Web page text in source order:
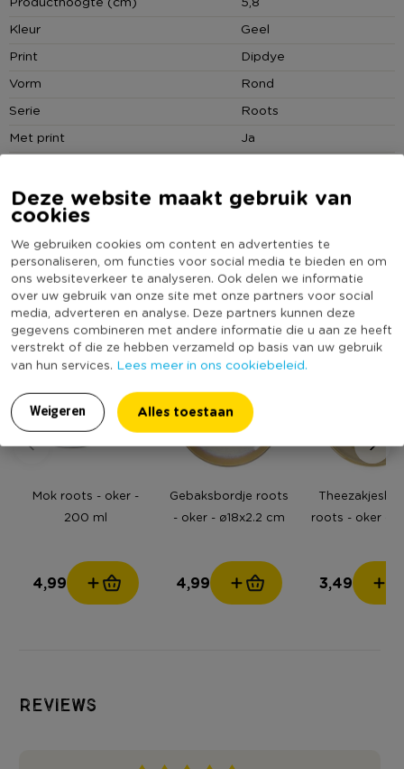
Deze website maakt gebruik van
cookies
We gebruiken cookies om content en advertenties te
personaliseren, om functies voor social media te bieden en om
ons websiteverkeer te analyseren. Ook delen we informatie
over uw gebruik van onze site met onze partners voor social
media, adverteren en analyse. Deze partners kunnen deze
gegevens combineren met andere informatie die u aan ze heeft
verstrekt of die ze hebben verzameld op basis van uw gebruik
van hun services. Lees meer in ons cookiebeleid.
Weigeren Alles toestaan
voor een mooie tafelsetting of mix en match tussen de
verschillende kleuren!
Kleur
Geel
Print
Dipdye
Vorm
Rond
Serie
Roots
Met print
Ja
Geschikt voor magnetron
Ja
bekend
MEER UIT DEZE SERIE
Mok roots - oker -
200 ml
4,99
Gebaksbordje roots
- oker - ø18x2.2 cm
4,99
roots - oker -
3,49
Reviews